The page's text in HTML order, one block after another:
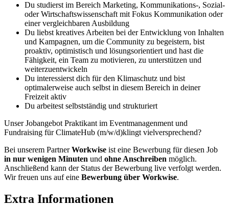
Du studierst im Bereich Marketing, Kommunikations-, Sozial-
oder Wirtschaftswissenschaft mit Fokus Kommunikation oder
einer vergleichbaren Ausbildung
Du liebst kreatives Arbeiten bei der Entwicklung von Inhalten
und Kampagnen, um die Community zu begeistern, bist
proaktiv, optimistisch und lösungsorientiert und hast die
Fähigkeit, ein Team zu motivieren, zu unterstützen und
weiterzuentwickeln
Du interessierst dich für den Klimaschutz und bist
optimalerweise auch selbst in diesem Bereich in deiner
Freizeit aktiv
Du arbeitest selbstständig und strukturiert
Unser Jobangebot Praktikant im Eventmanagenment und
Fundraising für ClimateHub (m/w/d)klingt vielversprechend?
Bei unserem PartnerWorkwise ist eine Bewerbung für diesen Job
in nur wenigen Minuten und ohne Anschreiben möglich.
Anschließend kann der Status der Bewerbung live verfolgt werden.
Wir freuen uns auf eine Bewerbung über Workwise.
Extra Informationen